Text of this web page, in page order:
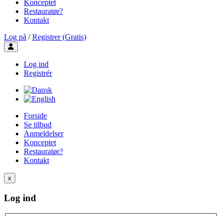
Konceptet
Restauratør?
Kontakt
Log på / Registrer (Gratis)
Toggle user menu
Log ind
Registrér
Forside
Se tilbud
Anmeldelser
Konceptet
Restauratør?
Kontakt
x
Log ind